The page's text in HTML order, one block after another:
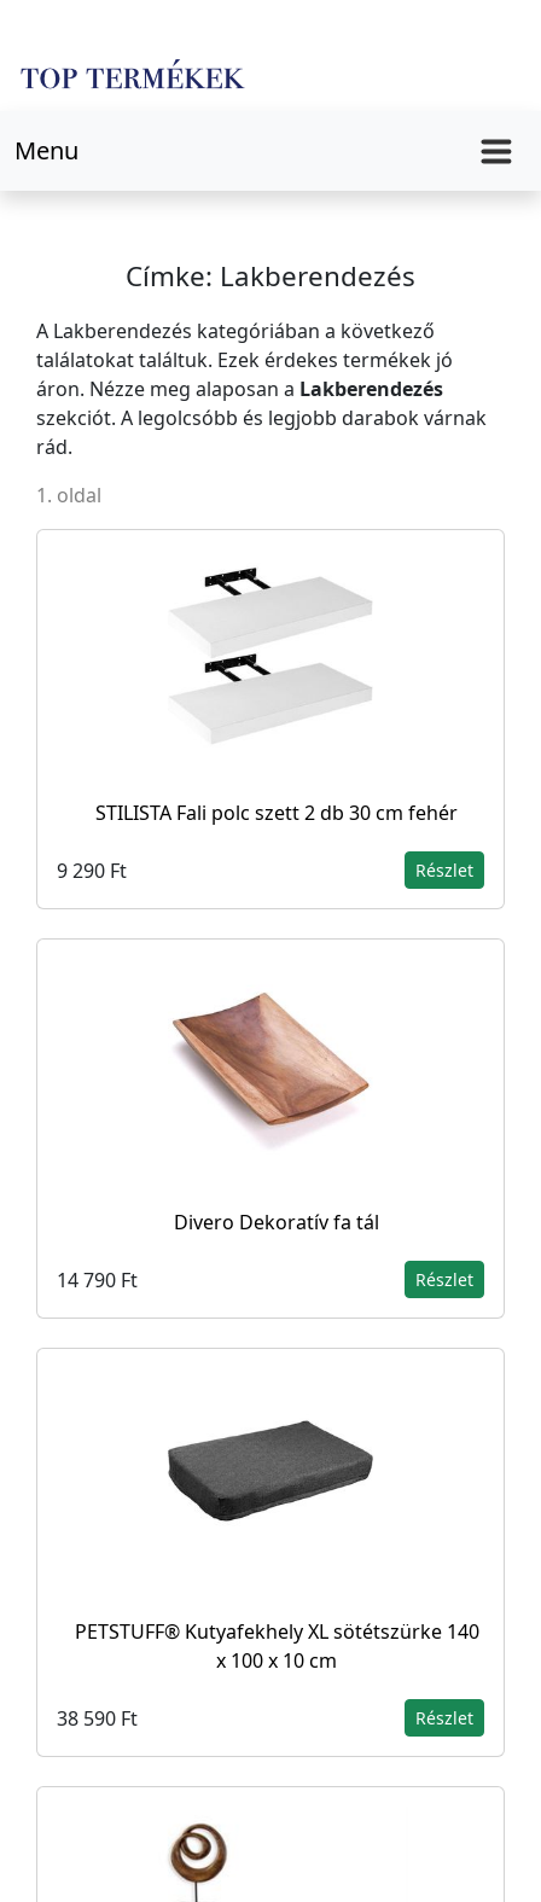
Menu
Címke: Lakberendezés
A Lakberendezés kategóriában a következő
találatokat találtuk. Ezek érdekes termékek jó
áron. Nézze meg alaposan a Lakberendezés
szekciót. A legolcsóbb és legjobb darabok várnak
rád.
1. oldal
STILISTA Fali polc szett 2 db 30 cm fehér
9 290 Ft Részlet
Divero Dekoratív fa tál
14 790 Ft Részlet
PETSTUFF® Kutyafekhely XL sötétszürke 140
x 100 x 10 cm
38 590 Ft Részlet